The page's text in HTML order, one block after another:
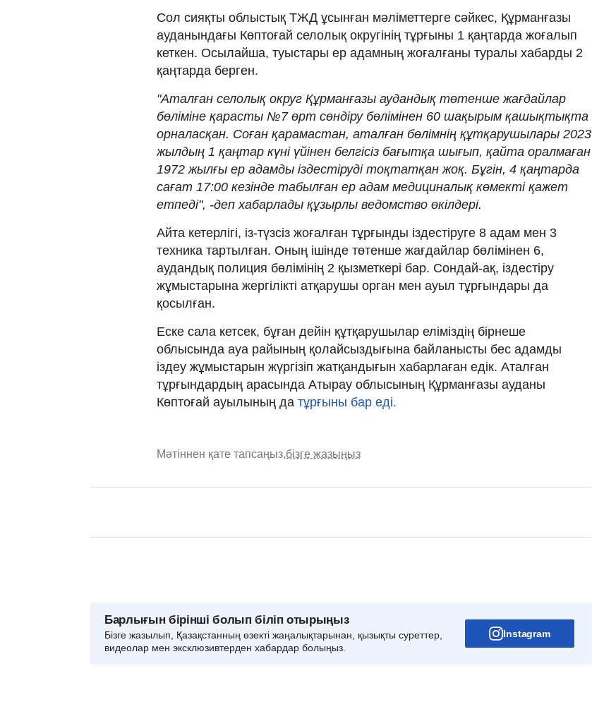
Сол сияқты облыстық ТЖД ұсынған мәліметтерге сәйкес, Құрманғазы
ауданындағы Көптоғай селолық округінің тұрғыны 1 қаңтарда жоғалып
кеткен. Осылайша, туыстары ер адамның жоғалғаны туралы хабарды 2
қаңтарда берген.
"Аталған селолық округ Құрманғазы аудандық төтенше жағдайлар
бөліміне қарасты №7 өрт сөндіру бөлімінен 60 шақырым қашықтықта
орналасқан. Соған қарамастан, аталған бөлімнің құтқарушылары 2023
жылдың 1 қаңтар күні үйінен белгісіз бағытқа шығып, қайта оралмаған
1972 жылғы ер адамды іздестіруді тоқтатқан жоқ. Бұгін, 4 қаңтарда
сағат 17:00 кезінде табылған ер адам медициналық көмекті қажет
етпеді", -деп хабарлады құзырлы ведомство өкілдері.
Айта кетерлігі, із-түзсіз жоғалған тұрғынды іздестіруге 8 адам мен 3
техника тартылған. Оның ішінде төтенше жағдайлар бөлімінен 6,
аудандық полиция бөлімінің 2 қызметкері бар. Сондай-ақ, іздестіру
жұмыстарына жергілікті атқарушы орган мен ауыл тұрғындары да
қосылған.
Еске сала кетсек, бұған дейін құтқарушылар еліміздің бірнеше
облысында ауа райының қолайсыздығына байланысты бес адамды
іздеу жұмыстарын жүргізіп жатқандығын хабарлаған едік. Аталған
тұрғындардың арасында Атырау облысының Құрманғазы ауданы
Көптоғай ауылының да тұрғыны бар еді.
Мәтіннен қате тапсаңыз,бізге жазыңыз
Барлығын бірінші болып біліп отырыңыз
Бізге жазылып, Қазақстанның өзекті жаңалықтарынан, қызықты суреттер,
видеолар мен эксклюзивтерден хабардар болыңыз.
Instagram